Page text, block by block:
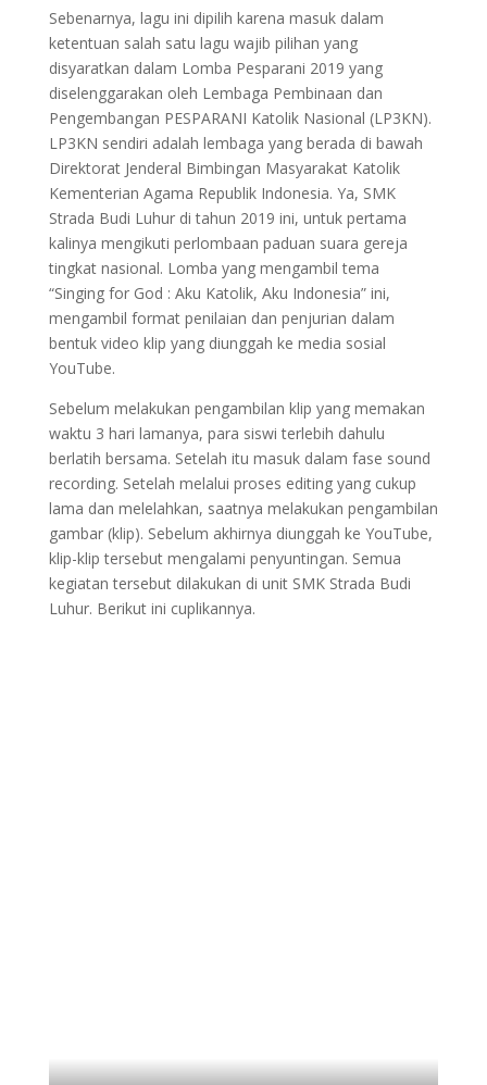
Sebenarnya, lagu ini dipilih karena masuk dalam
ketentuan salah satu lagu wajib pilihan yang
disyaratkan dalam Lomba Pesparani 2019 yang
diselenggarakan oleh Lembaga Pembinaan dan
Pengembangan PESPARANI Katolik Nasional (LP3KN).
LP3KN sendiri adalah lembaga yang berada di bawah
Direktorat Jenderal Bimbingan Masyarakat Katolik
Kementerian Agama Republik Indonesia. Ya, SMK
Strada Budi Luhur di tahun 2019 ini, untuk pertama
kalinya mengikuti perlombaan paduan suara gereja
tingkat nasional. Lomba yang mengambil tema
“Singing for God : Aku Katolik, Aku Indonesia” ini,
mengambil format penilaian dan penjurian dalam
bentuk video klip yang diunggah ke media sosial
YouTube.
Sebelum melakukan pengambilan klip yang memakan
waktu 3 hari lamanya, para siswi terlebih dahulu
berlatih bersama. Setelah itu masuk dalam fase sound
recording. Setelah melalui proses editing yang cukup
lama dan melelahkan, saatnya melakukan pengambilan
gambar (klip). Sebelum akhirnya diunggah ke YouTube,
klip-klip tersebut mengalami penyuntingan. Semua
kegiatan tersebut dilakukan di unit SMK Strada Budi
Luhur. Berikut ini cuplikannya.